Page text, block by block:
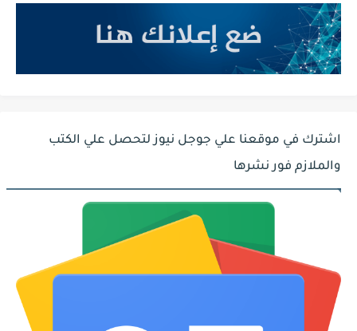
اشترك في موقعنا علي جوجل نيوز لتحصل علي الكتب
والملازم فور نشرها